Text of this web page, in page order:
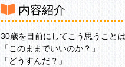
内容紹介
30歳を目前にしてこう思うこと
「このままでいいのか？」
「どうすんだ？」